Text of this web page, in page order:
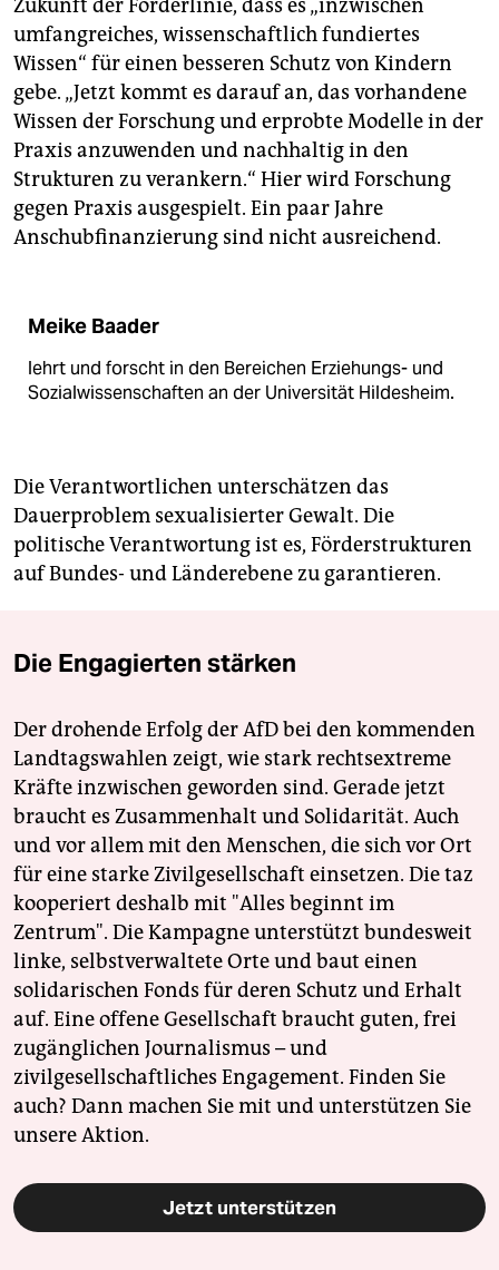
Zukunft der Förderlinie, dass es „inzwischen
umfangreiches, wissenschaftlich fundiertes
Wissen“ für einen besseren Schutz von Kindern
gebe. „Jetzt kommt es darauf an, das vorhandene
Wissen der Forschung und erprobte Modelle in der
Praxis anzuwenden und nachhaltig in den
Strukturen zu verankern.“ Hier wird Forschung
gegen Praxis ausgespielt. Ein paar Jahre
Anschubfinanzierung sind nicht ausreichend.
Meike Baader
lehrt und forscht in den Bereichen Erziehungs- und
Sozialwissenschaften an der Universität Hildesheim.
Die Verantwortlichen unterschätzen das
Dauerproblem sexualisierter Gewalt. Die
politische Verantwortung ist es, Förderstrukturen
auf Bundes- und Länderebene zu garantieren.
Die Engagierten stärken
Der drohende Erfolg der AfD bei den kommenden
Landtagswahlen zeigt, wie stark rechtsextreme
Kräfte inzwischen geworden sind. Gerade jetzt
braucht es Zusammenhalt und Solidarität. Auch
und vor allem mit den Menschen, die sich vor Ort
für eine starke Zivilgesellschaft einsetzen. Die taz
kooperiert deshalb mit "Alles beginnt im
Zentrum". Die Kampagne unterstützt bundesweit
linke, selbstverwaltete Orte und baut einen
solidarischen Fonds für deren Schutz und Erhalt
auf. Eine offene Gesellschaft braucht guten, frei
zugänglichen Journalismus – und
zivilgesellschaftliches Engagement. Finden Sie
auch? Dann machen Sie mit und unterstützen Sie
unsere Aktion.
Jetzt unterstützen